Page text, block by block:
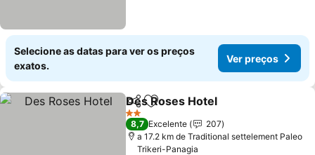
Selecione as datas para ver os preços
exatos.
Ver preços
PartilharAdicionar aos favoritos
Des Roses Hotel
2 Estrelas
8,7 Excelente
207
a 17.2 km de Traditional settelement Paleo
Trikeri-Panagia